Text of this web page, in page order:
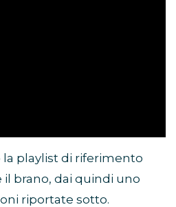
playlist di riferimento
brano, dai quindi uno
riportate sotto.